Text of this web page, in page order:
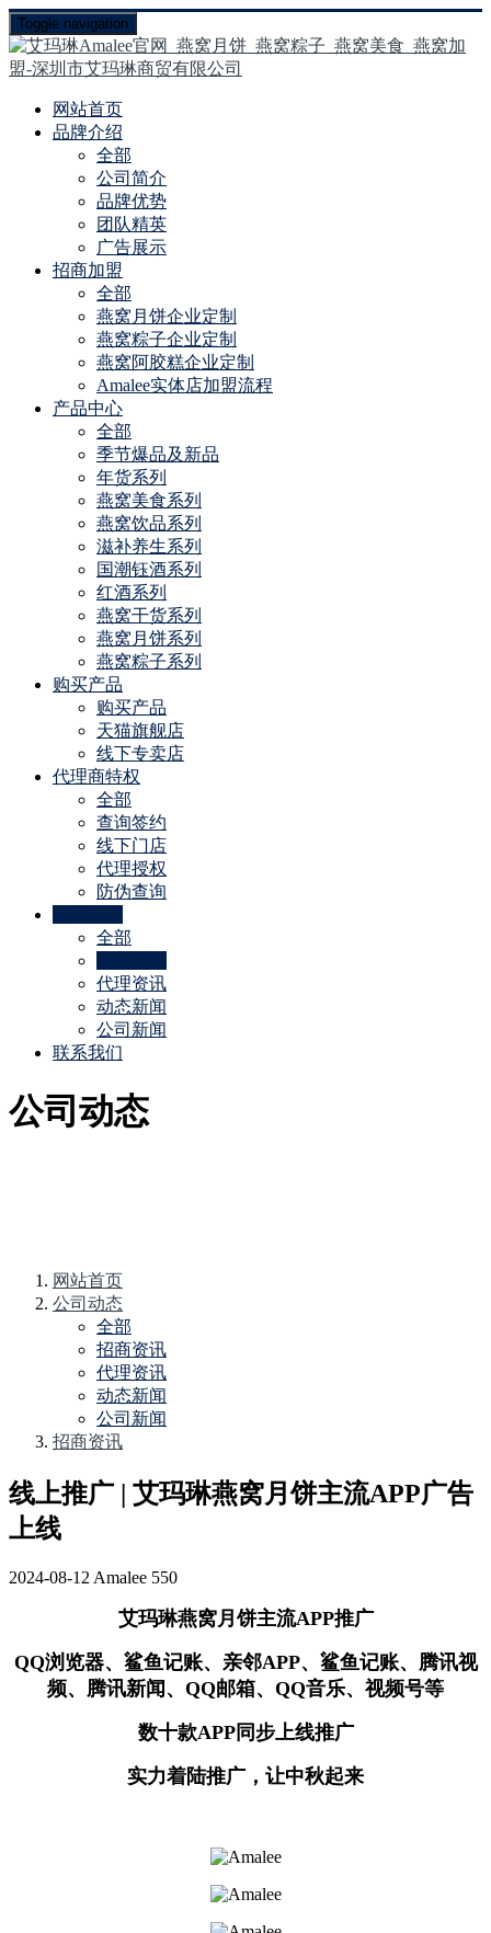
Toggle navigation
网站首页
品牌介绍
全部
公司简介
品牌优势
团队精英
广告展示
招商加盟
全部
燕窝月饼企业定制
燕窝粽子企业定制
燕窝阿胶糕企业定制
Amalee实体店加盟流程
产品中心
全部
季节爆品及新品
年货系列
燕窝美食系列
燕窝饮品系列
滋补养生系列
国潮钰酒系列
红酒系列
燕窝干货系列
燕窝月饼系列
燕窝粽子系列
购买产品
购买产品
天猫旗舰店
线下专卖店
代理商特权
全部
查询签约
线下门店
代理授权
防伪查询
全部
代理资讯
动态新闻
公司新闻
联系我们
公司动态
网站首页
公司动态
全部
招商资讯
代理资讯
动态新闻
公司新闻
招商资讯
线上推广 | 艾玛琳燕窝月饼主流APP广告
上线
2024-08-12 Amalee 550
艾玛琳燕窝月饼主流APP推广
QQ浏览器、鲨鱼记账、亲邻APP、鲨鱼记账、腾讯视
频、腾讯新闻、QQ邮箱、QQ音乐、视频号等
数十款APP同步上线推广
实力着陆推广，让中秋起来